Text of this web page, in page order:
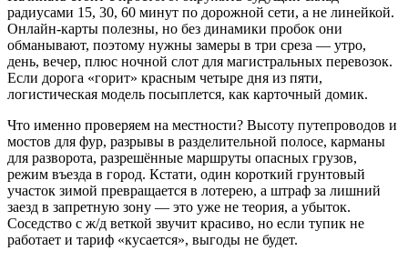
радиусами 15, 30, 60 минут по дорожной сети, а не линейкой.
Онлайн-карты полезны, но без динамики пробок они
обманывают, поэтому нужны замеры в три среза — утро,
день, вечер, плюс ночной слот для магистральных перевозок.
Если дорога «горит» красным четыре дня из пяти,
логистическая модель посыплется, как карточный домик.
Что именно проверяем на местности? Высоту путепроводов и
мостов для фур, разрывы в разделительной полосе, карманы
для разворота, разрешённые маршруты опасных грузов,
режим въезда в город. Кстати, один короткий грунтовый
участок зимой превращается в лотерею, а штраф за лишний
заезд в запретную зону — это уже не теория, а убыток.
Соседство с ж/д веткой звучит красиво, но если тупик не
работает и тариф «кусается», выгоды не будет.